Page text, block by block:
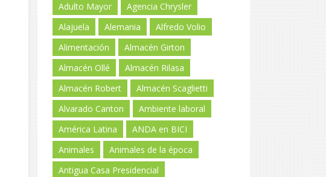
Adulto Mayor
Agencia Chrysler
Alajuela
Alemania
Alfredo Volio
Alimentación
Almacén Girton
Almacén Ollé
Almacén Rilasa
Almacén Robert
Almacén Scaglietti
Alvarado Canton
Ambiente laboral
América Latina
ANDA en BICI
Animales
Animales de la época
Antigua Casa Presidencial